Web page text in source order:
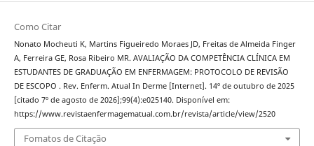
Como Citar
Nonato Mocheuti K, Martins Figueiredo Moraes JD, Freitas de Almeida Finger
A, Ferreira GE, Rosa Ribeiro MR. AVALIAÇÃO DA COMPETÊNCIA CLÍNICA EM
ESTUDANTES DE GRADUAÇÃO EM ENFERMAGEM: PROTOCOLO DE REVISÃO
DE ESCOPO . Rev. Enferm. Atual In Derme [Internet]. 14º de outubro de 2025
[citado 7º de agosto de 2026];99(4):e025140. Disponível em:
https://www.revistaenfermagematual.com.br/revista/article/view/2520
Fomatos de Citação